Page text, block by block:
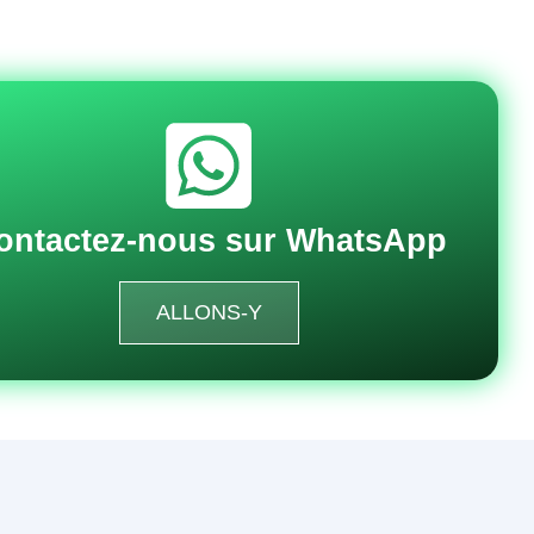
nous sur WhatsApp
ALLONS-Y